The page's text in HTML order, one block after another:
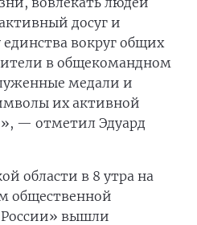
досуг и
вокруг общих
в общекомандном
медали и
их активной
— отметил Эдуард
области в 8 утра на
общественной
вышли